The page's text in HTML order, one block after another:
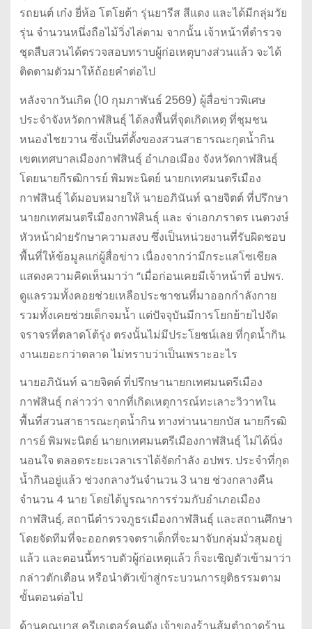
รถยนต์ เก๋ง ยี่ห้อ โตโยต้า รุ่นยารีส สีแดง และได้มีกลุ่มวัย
รุ่น จำนวนหนึ่งถือไม้วิ่งไล่ตาม จากนั้น เจ้าหน้าที่ตำรวจ
ชุดสืบสวนได้ตรวจสอบทราบผู้ก่อเหตุบางส่วนแล้ว จะได้
ติดตามตัวมาให้ถ้อยคำต่อไป
หลังจากวันเกิด (10 กุมภาพันธ์ 2569) ผู้สื่อข่าวพิเศษ
ประจำจังหวัดกาฬสินธุ์ ได้ลงพื้นที่จุดเกิดเหตุ ที่ชุมชน
หนองไชยวาน ซึ่งเป็นที่ตั้งของสวนสาธารณะกุดน้ำกิน
เขตเทศบาลเมืองกาฬสินธุ์ อำเภอเมือง จังหวัดกาฬสินธุ์
โดยนายกีรฒิการย์ พิมพะนิตย์ นายกเทศมนตรีเมือง
กาฬสินธุ์ ได้มอบหมายให้ นายอภินันท์ ฉายจิตต์ ที่ปรึกษา
นายกเทศมนตรีเมืองกาฬสินธุ์ และ จ่าเอกภราดร เนตวงษ์
หัวหน้าฝ่ายรักษาความสงบ ซึ่งเป็นหน่วยงานที่รับผิดชอบ
พื้นที่ให้ข้อมูลแก่ผู้สื่อข่าว เนื่องจากว่ามีกระแสโซเชียล
แสดงความคิดเห็นมาว่า “เมื่อก่อนเคยมีเจ้าหน้าที่ อปพร.
ดูแลรวมทั้งคอยช่วยเหลือประชาชนที่มาออกกำลังกาย
รวมทั้งเคยช่วยเด็กจมน้ำ แต่ปัจจุบันมีการโยกย้ายไปจัด
จราจรที่ตลาดโต้รุ่ง ตรงนั้นไม่มีประโยชน์เลย ที่กุดน้ำกิน
งานเยอะกว่าตลาด ไม่ทราบว่าเป็นเพราะอะไร
นายอภินันท์ ฉายจิตต์ ที่ปรึกษานายกเทศมนตรีเมือง
กาฬสินธุ์ กล่าวว่า จากที่เกิดเหตุการณ์ทะเลาะวิวาทใน
พื้นที่สวนสาธารณะกุดน้ำกิน ทางท่านนายกบัส นายกีรฒิ
การย์ พิมพะนิตย์ นายกเทศมนตรีเมืองกาฬสินธุ์ ไม่ได้นิ่ง
นอนใจ ตลอดระยะเวลาเราได้จัดกำลัง อปพร. ประจำที่กุด
น้ำกินอยู่แล้ว ช่วงกลางวันจำนวน 3 นาย ช่วงกลางคืน
จำนวน 4 นาย โดยได้บูรณาการร่วมกับอำเภอเมือง
กาฬสินธุ์, สถานีตำรวจภูธรเมืองกาฬสินธุ์ และสถานศึกษา
โดยจัดทีมที่จะออกตรวจตราเด็กที่จะมาจับกลุ่มมั่วสุมอยู่
แล้ว และตอนนี้ทราบตัวผู้ก่อเหตุแล้ว ก็จะเชิญตัวเข้ามาว่า
กล่าวตักเตือน หรือนำตัวเข้าสู่กระบวนการยุติธรรมตาม
ขั้นตอนต่อไป